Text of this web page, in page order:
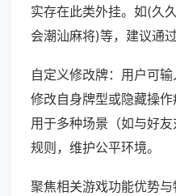
实存在此类外挂。如(久
会潮汕麻将)等，建议通
自定义修改牌：用户可输
修改自身牌型或隐藏操
用于多种场景（如与好
规则，维护公平环境。
聚焦相关游戏功能优势与